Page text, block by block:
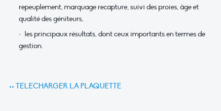
repeuplement, marquage recapture, suivi des proies, âge et
qualité des géniteurs,
les principaux résultats, dont ceux importants en termes de
gestion.
>> TELECHARGER LA PLAQUETTE